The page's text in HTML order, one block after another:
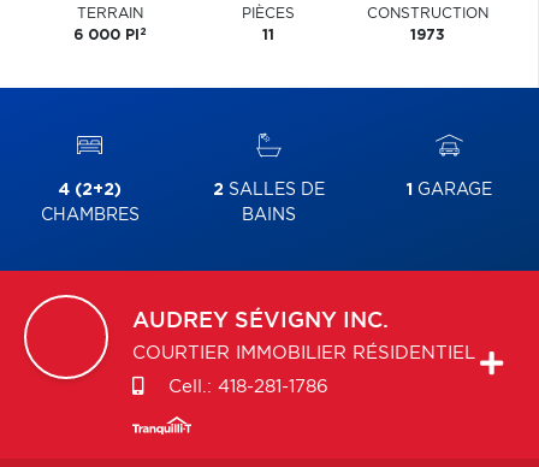
TERRAIN
6 000 PI 2
PIÈCES
11
CONSTRUCTION
1973
4 (2+2)
CHAMBRES
2 SALLES DE
BAINS
1 GARAGE
AUDREY SÉVIGNY INC.
COURTIER IMMOBILIER RÉSIDENTIEL
Cell.: 418-281-1786